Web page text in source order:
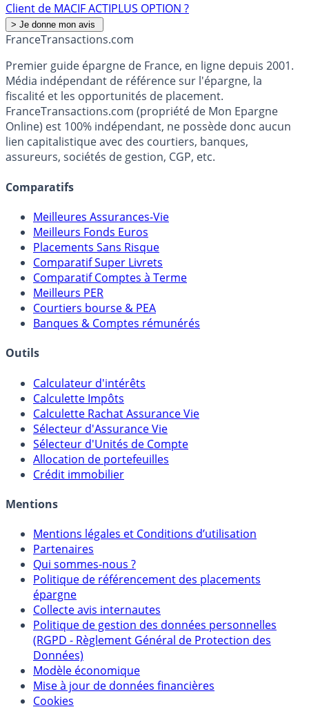
Client de MACIF ACTIPLUS OPTION ?
FranceTransactions.com
Premier guide épargne de France, en ligne depuis 2001.
Média indépendant de référence sur l'épargne, la
fiscalité et les opportunités de placement.
FranceTransactions.com (propriété de Mon Epargne
Online) est 100% indépendant, ne possède donc aucun
lien capitalistique avec des courtiers, banques,
assureurs, sociétés de gestion, CGP, etc.
Comparatifs
Meilleures Assurances-Vie
Meilleurs Fonds Euros
Placements Sans Risque
Comparatif Super Livrets
Comparatif Comptes à Terme
Meilleurs PER
Courtiers bourse & PEA
Banques & Comptes rémunérés
Outils
Calculateur d'intérêts
Calculette Impôts
Calculette Rachat Assurance Vie
Sélecteur d'Assurance Vie
Sélecteur d'Unités de Compte
Allocation de portefeuilles
Crédit immobilier
Mentions
Mentions légales et Conditions d’utilisation
Partenaires
Qui sommes-nous ?
Politique de référencement des placements
épargne
Collecte avis internautes
Politique de gestion des données personnelles
(RGPD - Règlement Général de Protection des
Données)
Modèle économique
Mise à jour de données financières
Cookies